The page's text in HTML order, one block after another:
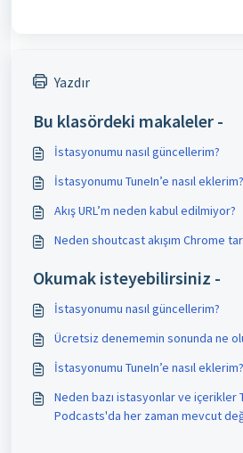
Yazdır
Bu klasördeki makaleler -
İstasyonumu nasıl güncellerim?
İstasyonumu TuneIn’e nasıl eklerim?
Akış URL’m neden kabul edilmiyor?
Neden shoutcast akışım Chrome
Okumak isteyebilirsiniz -
İstasyonumu nasıl güncellerim?
Ücretsiz denememin sonunda ne
İstasyonumu TuneIn’e nasıl eklerim?
Neden bazı istasyonlar ve içerikler
Podcasts'da her zaman mevcut